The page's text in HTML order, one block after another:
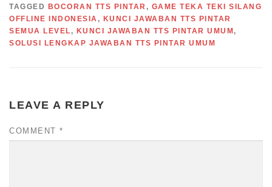
TAGGED
BOCORAN TTS PINTAR , GAME TEKA TEKI SILANG
OFFLINE INDONESIA , KUNCI JAWABAN TTS PINTAR
SEMUA LEVEL , KUNCI JAWABAN TTS PINTAR UMUM ,
SOLUSI LENGKAP JAWABAN TTS PINTAR UMUM
LEAVE A REPLY
COMMENT *